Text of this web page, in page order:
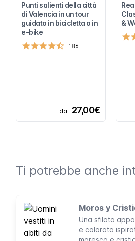
Punti salienti della città
di Valencia in un tour
guidato in bicicletta o in
e-bike
186
da 27,00€
&
Ti potrebbe anche
Moros y
Una sfilata
e colorata
moresco e